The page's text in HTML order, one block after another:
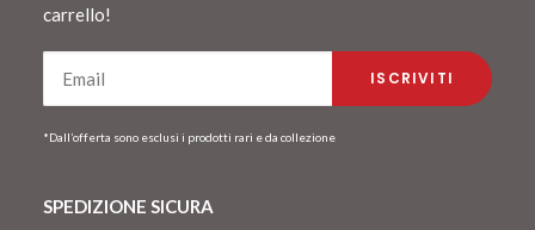
carrello!
*Dall’offerta sono esclusi i prodotti rari e da collezione
SPEDIZIONE SICURA